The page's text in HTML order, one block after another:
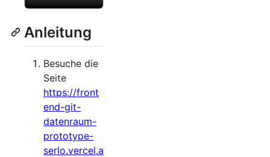
Anleitung
Besuche die
Seite
https://front
end-git-
datenraum-
prototype-
serlo.vercel.a